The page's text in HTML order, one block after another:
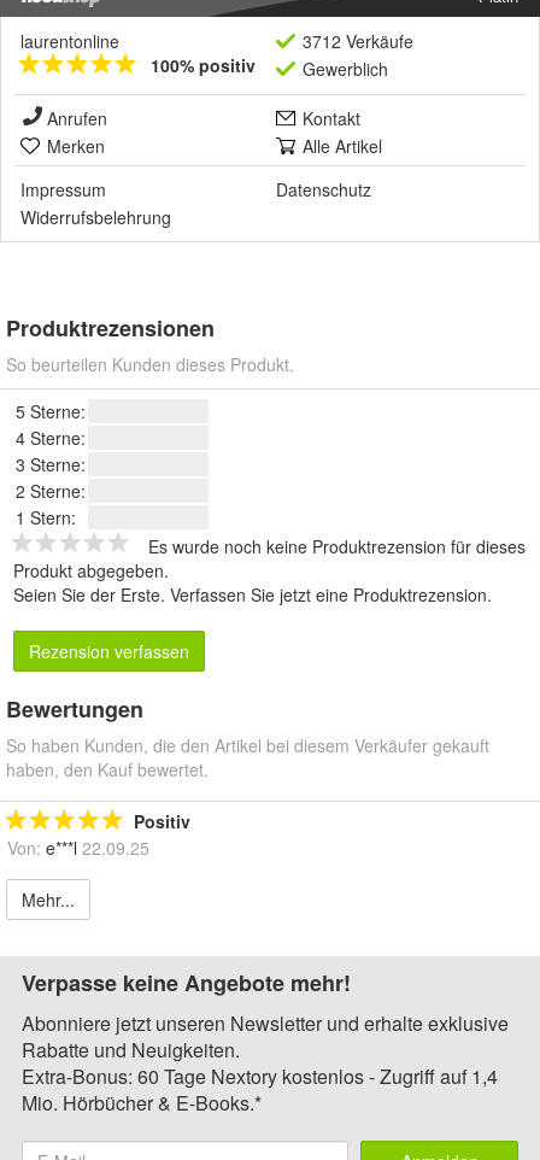
laurentonline
100% positiv
3712 Verkäufe
Gewerblich
Anrufen
Kontakt
Merken
Alle Artikel
Impressum
Datenschutz
Widerrufsbelehrung
Produktrezensionen
So beurteilen Kunden dieses Produkt.
5 Sterne:
4 Sterne:
3 Sterne:
2 Sterne:
1 Stern:
Es wurde noch keine Produktrezension für dieses
Produkt abgegeben.
Seien Sie der Erste. Verfassen Sie jetzt eine Produktrezension.
Rezension verfassen
Bewertungen
So haben Kunden, die den Artikel bei diesem Verkäufer gekauft
haben, den Kauf bewertet.
Positiv
Von: e***l 22.09.25
Mehr...
Verpasse keine Angebote mehr!
Abonniere jetzt unseren Newsletter und erhalte exklusive
Rabatte und Neuigkeiten.
Extra-Bonus: 60 Tage Nextory kostenlos - Zugriff auf 1,4
Mio. Hörbücher & E-Books.*